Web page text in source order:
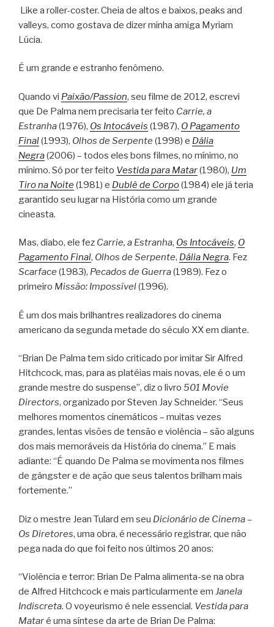
Like a roller-coster. Cheia de altos e baixos, peaks and
valleys, como gostava de dizer minha amiga Myriam
Lúcia.
É um grande e estranho fenômeno.
Quando vi Paixão/Passion, seu filme de 2012, escrevi
que De Palma nem precisaria ter feito Carrie, a
Estranha(1976), Os Intocáveis (1987), O Pagamento
Final(1993), Olhos de Serpente (1998) e Dália
Negra(2006) – todos eles bons filmes, no mínimo, no
mínimo. Só por ter feito Vestida para Matar(1980), Um
Tiro na Noite(1981) e Dublê de Corpo(1984) ele já teria
garantido seu lugar na História como um grande
cineasta.
Mas, diabo, ele fez Carrie, a Estranha, Os Intocáveis, O
Pagamento Final, Olhos de Serpente, Dália Negra. Fez
Scarface (1983), Pecados de Guerra(1989). Fez o
primeiro Missão: Impossível(1996).
É um dos mais brilhantres realizadores do cinema
americano da segunda metade do século XX em diante.
“Brian De Palma tem sido criticado por imitar Sir Alfred
Hitchcock, mas, para as platéias mais novas, ele é o um
grande mestre do suspense”, diz o livro 501 Movie
Directors, organizado por Steven Jay Schneider. “Seus
melhores momentos cinemáticos – muitas vezes
grandes, lentas visões de tensão e violência – são alguns
dos mais memoráveis da História do cinema.” E mais
adiante: “É quando De Palma se movimenta nos filmes
de gângster e de ação que seus talentos brilham mais
fortemente.”
Diz o mestre Jean Tulard em seu Dicionário de Cinema –
Os Diretores, uma obra, é necessário registrar, que não
pega nada do que foi feito nos últimos 20 anos:
“Violência e terror: Brian De Palma alimenta-se na obra
de Alfred Hitchcock e mais particularmente em Janela
Indiscreta. O voyeurismo é nele essencial. Vestida para
Mataré uma síntese da arte de Brian De Palma: